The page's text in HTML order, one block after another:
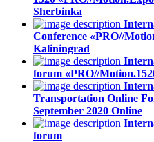
Sherbinka
Conference «PRO//
Kaliningrad
forum «PRO//
Transportation Online
September 2020 Online
forum